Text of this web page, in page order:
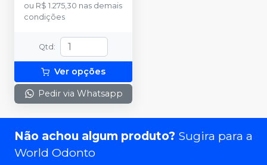
ou R$ 1.275,30 nas demais
condições
Qtd :
Ver opções
Pedir via Whatsapp
Não achou algum produto? Sugira para a
World Odonto